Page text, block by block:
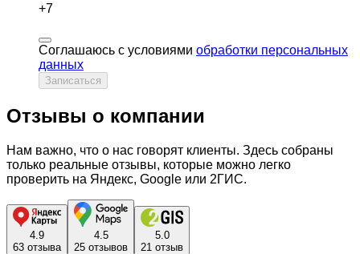
+7
Соглашаюсь с условиями обработки персональных
данных
Записаться
Отзывы о компании
Нам важно, что о нас говорят клиенты. Здесь собраны
только реальные отзывы, которые можно легко
проверить на Яндекс, Google или 2ГИС.
4.9
63 отзыва
4.5
25 отзывов
5.0
21 отзыв